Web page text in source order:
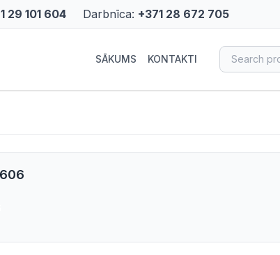
29 101 604 Darbnīca: +371 28 672 705
SĀKUMS KONTAKTI Search for: